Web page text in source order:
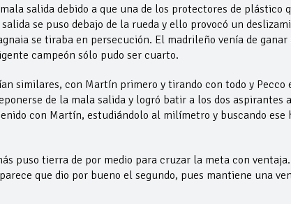
salida debido a que una de los protectores de plástico
se puso debajo de la rueda y ello provocó un
se tiraba en persecución. El madrileño venía de
campeón sólo pudo ser cuarto.
similares, con Martín primero y tirando con todo y Pecco
de la mala salida y logró batir a los dos
con Martín, estudiándolo al milímetro y buscando
puso tierra de por medio para cruzar la meta con
que dio por bueno el segundo, pues mantiene una